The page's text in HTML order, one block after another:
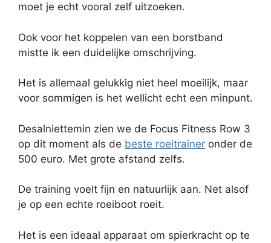
moet je echt vooral zelf uitzoeken.
Ook voor het koppelen van een borstband
mistte ik een duidelijke omschrijving.
Het is allemaal gelukkig niet heel moeilijk, maar
voor sommigen is het wellicht echt een minpunt.
Desalniettemin zien we de Focus Fitness Row 3
op dit moment als de beste roeitrainer onder de
500 euro. Met grote afstand zelfs.
De training voelt fijn en natuurlijk aan. Net alsof
je op een echte roeiboot roeit.
Het is een ideaal apparaat om spierkracht op te